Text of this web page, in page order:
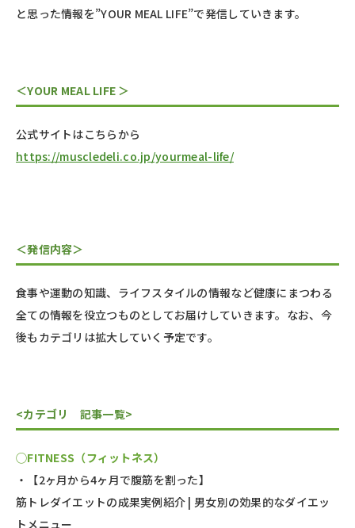
と思った情報を”YOUR MEAL LIFE”で発信していきます。
＜YOUR MEAL LIFE ＞
公式サイトはこちらから
https://muscledeli.co.jp/yourmeal-life/
＜発信内容＞
食事や運動の知識、ライフスタイルの情報など健康にまつわる
全ての情報を役立つものとしてお届けしていきます。なお、今
後もカテゴリは拡大していく予定です。
<カテゴリ 記事一覧>
◯FITNESS（フィットネス）
・【2ヶ月から4ヶ月で腹筋を割った】
筋トレダイエットの成果実例紹介 | 男女別の効果的なダイエッ
トメニュー